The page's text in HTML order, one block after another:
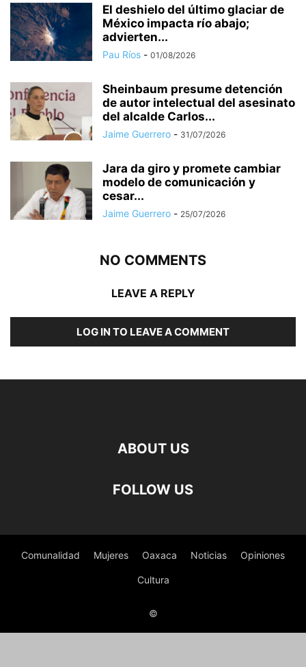
El deshielo del último glaciar de
México impacta río abajo;
advierten...
Pau Ríos - 01/08/2026
Sheinbaum presume detención
de autor intelectual del asesinato
del alcalde Carlos...
Jaime Guerrero - 31/07/2026
Jara da giro y promete cambiar
modelo de comunicación y
cesar...
Jaime Guerrero - 25/07/2026
NO COMMENTS
LEAVE A REPLY
LOG IN TO LEAVE A COMMENT
ABOUT US
FOLLOW US
Comunalidad Mujeres Oaxaca Noticias Opiniones
Cultura
©